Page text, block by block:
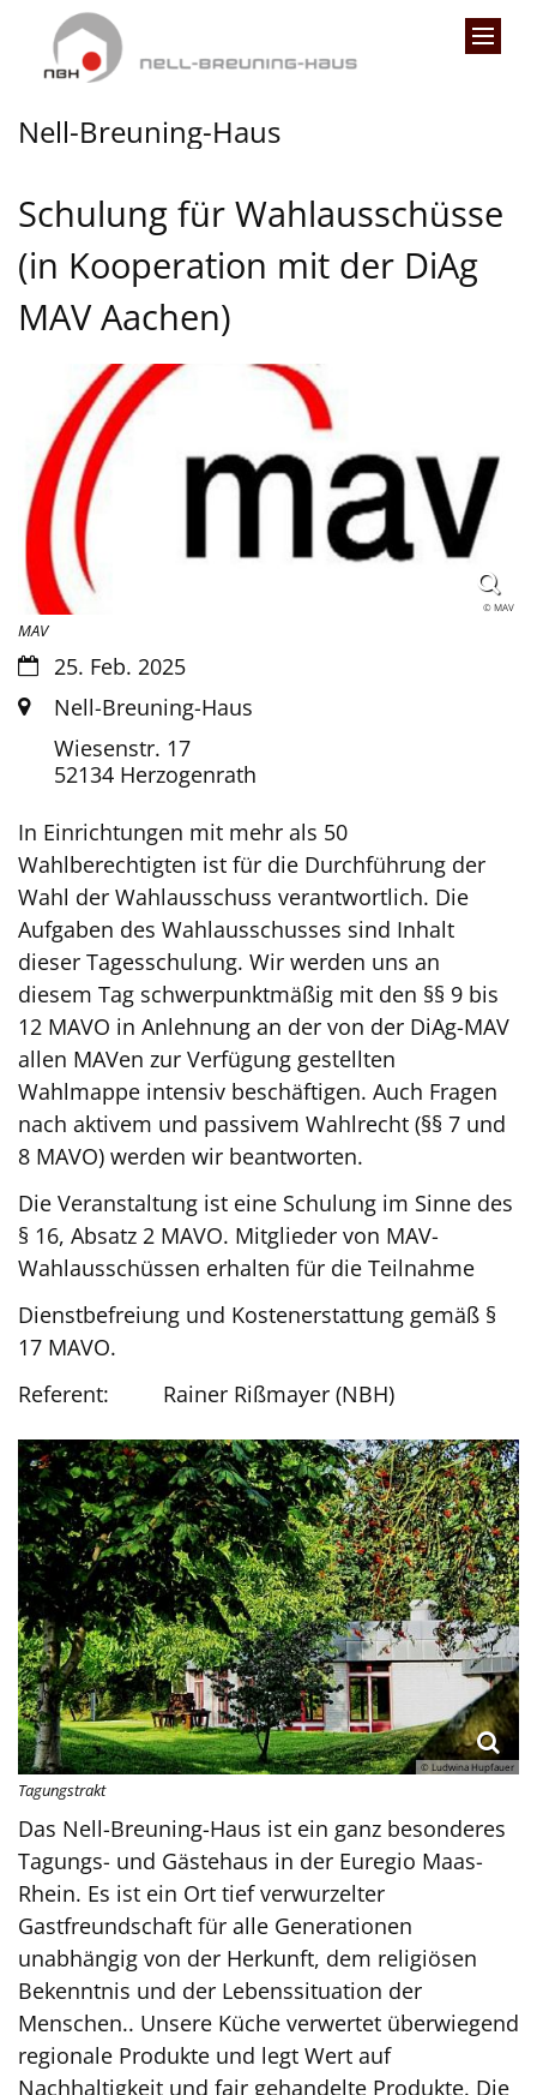
Zum Inhalt springen
Nell-Breuning-Haus
Schulung für Wahlausschüsse
(in Kooperation mit der DiAg
MAV Aachen)
© MAV
MAV
Datum:25. Feb. 2025
Ort: Nell-Breuning-Haus
Wiesenstr. 17
52134 Herzogenrath
In Einrichtungen mit mehr als 50
Wahlberechtigten ist für die Durchführung der
Wahl der Wahlausschuss verantwortlich. Die
Aufgaben des Wahlausschusses sind Inhalt
dieser Tagesschulung. Wir werden uns an
diesem Tag schwerpunktmäßig mit den §§ 9 bis
12 MAVO in Anlehnung an der von der DiAg-MAV
allen MAVen zur Verfügung gestellten
Wahlmappe intensiv beschäftigen. Auch Fragen
nach aktivem und passivem Wahlrecht (§§ 7 und
8 MAVO) werden wir beantworten.
Die Veranstaltung ist eine Schulung im Sinne des
§ 16, Absatz 2 MAVO. Mitglieder von MAV-
Wahlausschüssen erhalten für die Teilnahme
Dienstbefreiung und Kostenerstattung gemäß §
17 MAVO.
Referent: Rainer Rißmayer (NBH)
© Ludwina Hupfauer
Tagungstrakt
Das Nell-Breuning-Haus ist ein ganz besonderes
Tagungs- und Gästehaus in der Euregio Maas-
Rhein. Es ist ein Ort tief verwurzelter
Gastfreundschaft für alle Generationen
unabhängig von der Herkunft, dem religiösen
Bekenntnis und der Lebenssituation der
Menschen.. Unsere Küche verwertet überwiegend
regionale Produkte und legt Wert auf
Nachhaltigkeit und fair gehandelte Produkte. Die